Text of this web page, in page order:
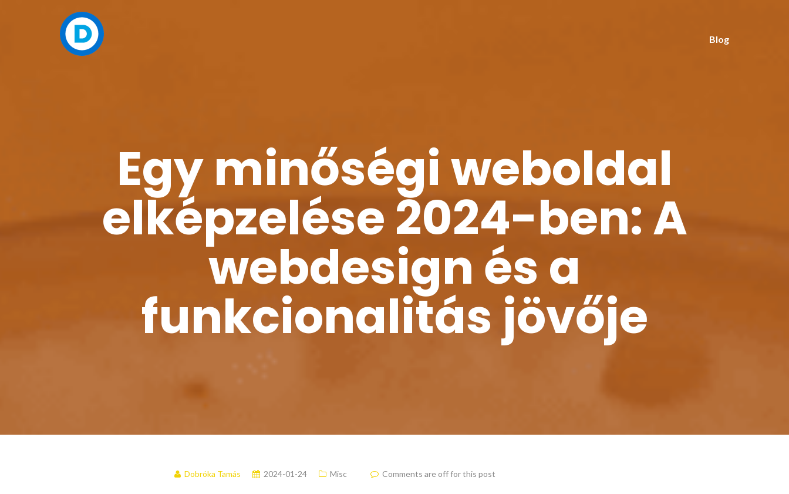
Blog
Egy minőségi weboldal
elképzelése 2024-ben: A
webdesign és a
funkcionalitás jövője
Dobróka Tamás 2024-01-24 Misc Comments are off for this post